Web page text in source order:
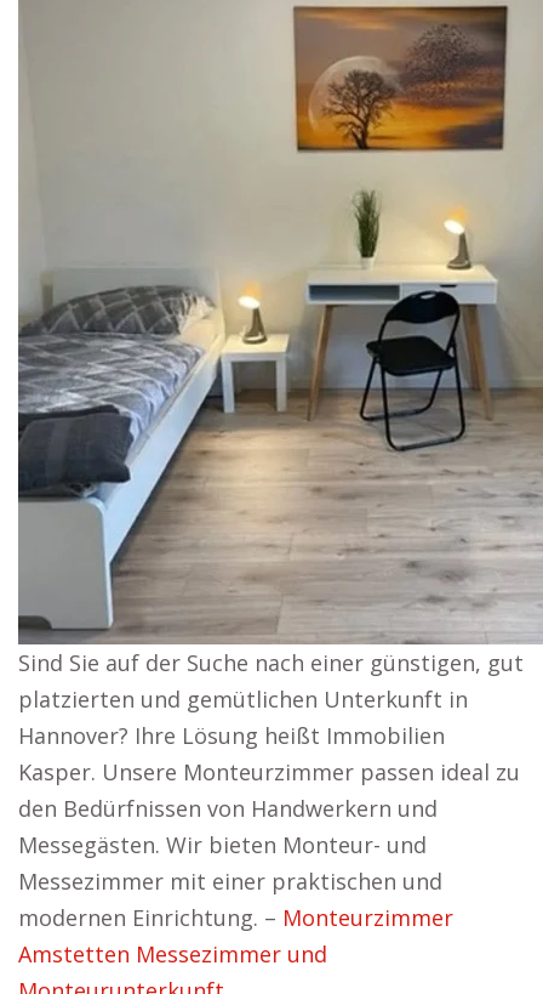
Sind Sie auf der Suche nach einer günstigen, gut
platzierten und gemütlichen Unterkunft in
Hannover? Ihre Lösung heißt Immobilien
Kasper. Unsere Monteurzimmer passen ideal zu
den Bedürfnissen von Handwerkern und
Messegästen. Wir bieten Monteur- und
Messezimmer mit einer praktischen und
modernen Einrichtung. – Monteurzimmer
Amstetten Messezimmer und